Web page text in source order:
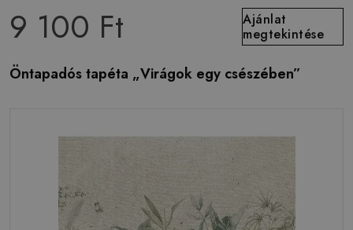
9 100 Ft
Ajánlat
megtekintése
Öntapadós tapéta „Virágok egy csészében”